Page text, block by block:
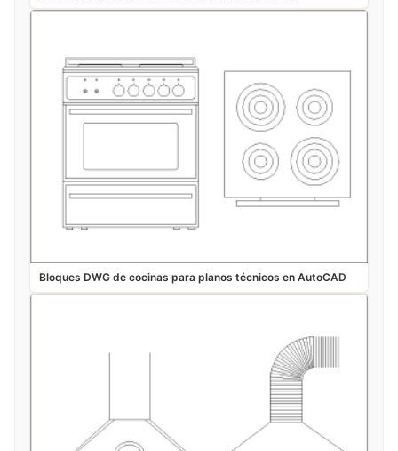
Bloques DWG de cocinas para planos técnicos en AutoCAD